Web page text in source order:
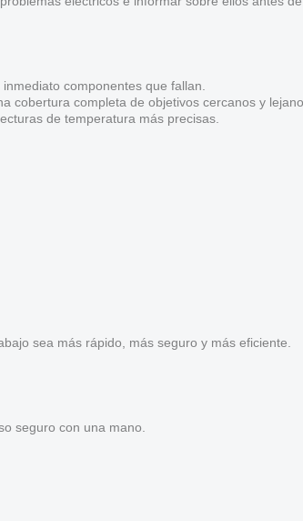
componentes que fallan.
cobertura completa de objetivos cercanos y
de temperatura más precisas.
sea más rápido, más seguro y más eficiente.
seguro con una mano.